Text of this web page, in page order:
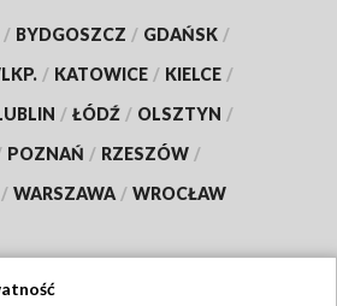
/ BYDGOSZCZ / GDAŃSK /
/ KATOWICE / KIELCE /
/ ŁÓDŹ / OLSZTYN /
POZNAŃ / RZESZÓW /
/ WARSZAWA / WROCŁAW